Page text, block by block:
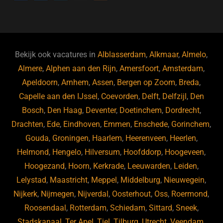
b
o
o
k
ky dI
n
Bekijk ook vacatures inAlblasserdam,Alkmaar,Almelo,
Almere,Alphen aan den Rijn,Amersfoort,Amsterdam,
Apeldoorn,Arnhem,Assen, Bergen op Zoom, Breda,
Capelle aan den IJssel, Coevorden, Delft, Delfzijl, Den
Bosch, Den Haag, Deventer, Doetinchem, Dordrecht,
Drachten, Ede, Eindhoven, Emmen, Enschede, Gorinchem,
Gouda, Groningen, Haarlem, Heerenveen, Heerlen,
Helmond, Hengelo, Hilversum, Hoofddorp, Hoogeveen,
Hoogezand, Hoorn, Kerkrade, Leeuwarden, Leiden,
Lelystad, Maastricht, Meppel, Middelburg, Nieuwegein,
Nijkerk, Nijmegen, Nijverdal, Oosterhout, Oss, Roermond,
Roosendaal, Rotterdam, Schiedam, Sittard, Sneek,